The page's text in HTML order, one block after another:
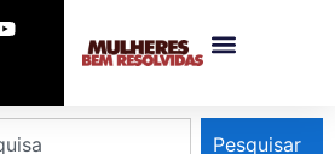
Pesquisar